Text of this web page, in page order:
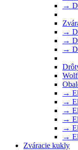
→
→
→
→
→
→
→
→
→
→
Zváracie kukly